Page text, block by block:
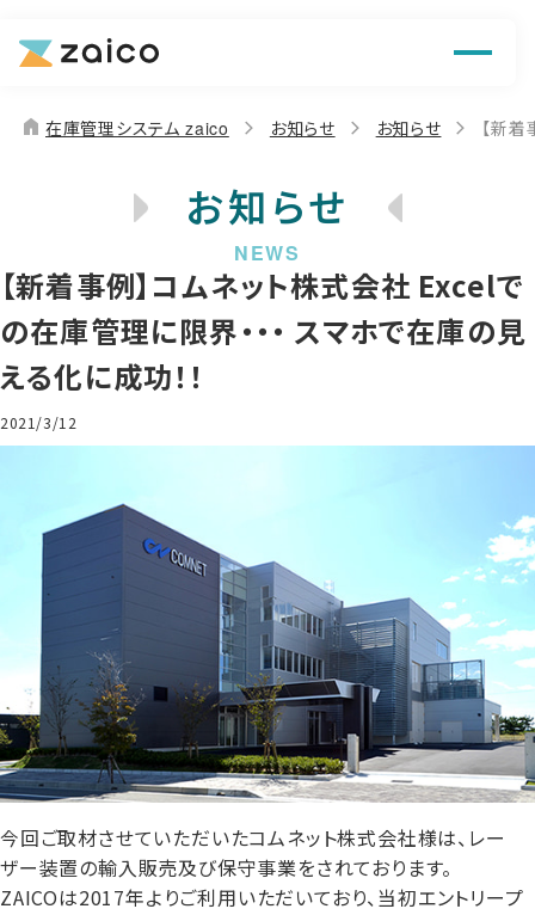
機能
お役立ち情報
home 在庫管理システム zaico お知らせ お知らせ 【新
お知らせ
【新着事例】コムネット株式会社 Excelで
の在庫管理に限界・・・ スマホで在庫の見
える化に成功！！
2021/3/12
今回ご取材させていただいたコムネット株式会社様は、レー
ザー装置の輸入販売及び保守事業をされております。
ZAICOは2017年よりご利用いただいており、当初エントリープ